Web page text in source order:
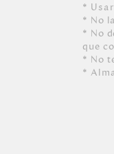
*
* No
* No
que
* No
*